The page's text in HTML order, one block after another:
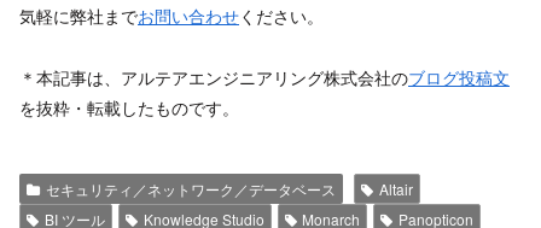
気軽に弊社までお問い合わせください。
＊本記事は、アルテアエンジニアリング株式会社のブログ投稿文
を抜粋・転載したものです。
セキュリティ／ネットワーク／データベース
Altair
BI ツール
Knowledge Studio Monarch
Panopticon